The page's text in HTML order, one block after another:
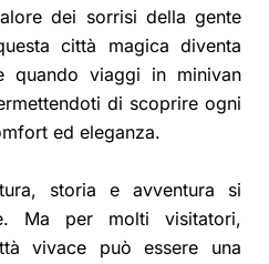
dei sorrisi della gente
città magica diventa
quando viaggi in minivan
di scoprire ogni
ed eleganza.
storia e avventura si
Ma per molti visitatori,
vivace può essere una